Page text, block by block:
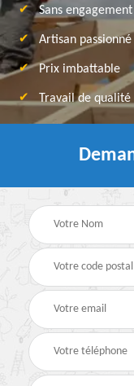
Sans engagement
Artisan passionné
Prix imbattable
Travail de qualité